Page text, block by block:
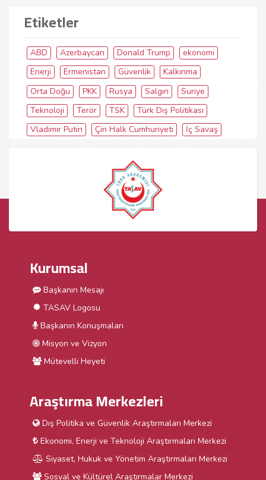
Etiketler
ABD Azerbaycan Donald Trump
ekonomi
Enerji
Ermenistan Güvenlik
Kalkınma
Orta Doğu
PKK Rusya Salgın
Suriye
Teknoloji
Terör TSK
Türk Dış Politikası
Vladimir Putin
Çin Halk Cumhuriyeti İç Savaş
Kurumsal
Başkanın Mesajı
TASAV Logosu
Başkanın Konuşmaları
Misyon ve Vizyon
Mütevelli Heyeti
Araştırma Merkezleri
Dış Politika ve Güvenlik Araştırmaları Merkezi
Ekonomi, Enerji ve Teknoloji Araştırmaları Merkezi
Siyaset, Hukuk ve Yönetim Araştırmaları Merkezi
Sosyal ve Kültürel Araştırmalar Merkezi